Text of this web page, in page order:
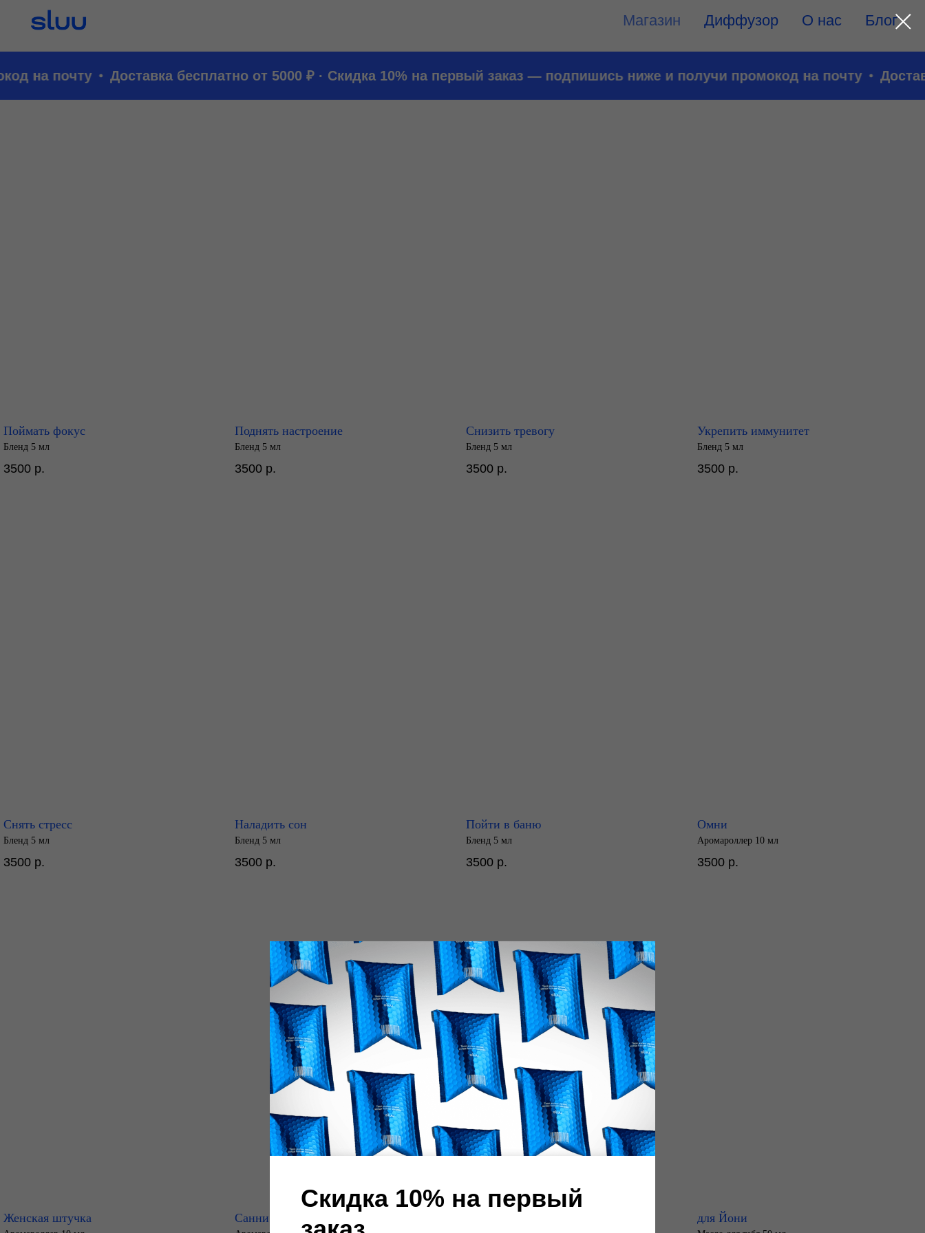
Магазин Диффузор О нас Блог
Скидка 10% на первый
на почту Доставка бесплатно от 5000 ₽ · Скидка 10% на первый заказ — подпишись ниже и получи промокод на почту
Поймать фокус
Бленд 5 мл
3500 р.
Поднять настроение
Бленд 5 мл
3500 р.
Снизить тревогу
Бленд 5 мл
3500 р.
Укрепить иммунитет
Бленд 5 мл
3500 р.
Снять стресс
Бленд 5 мл
3500 р.
Наладить сон
Бленд 5 мл
3500 р.
Пойти в баню
Бленд 5 мл
3500 р.
Омни
Аромароллер 10 мл
3500 р.
Женская штучка Санни для Йони